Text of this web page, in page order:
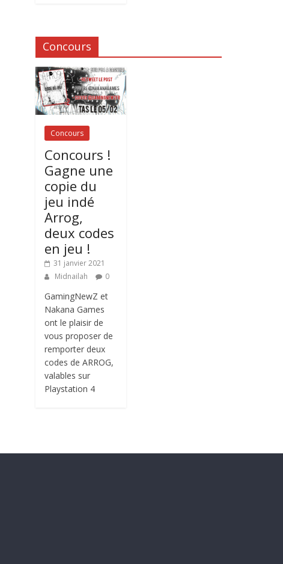
Concours
Concours
Concours !
Gagne une
copie du
jeu indé
Arrog,
deux codes
en jeu !
31 janvier 2021
Midnailah
0
GamingNewZ et
Nakana Games
ont le plaisir de
vous proposer de
remporter deux
codes de ARROG,
valables sur
Playstation 4